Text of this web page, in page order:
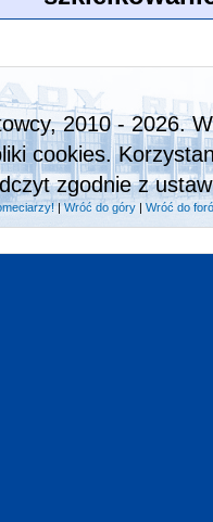
2010 - 2026.
cookies.
zgodnie z
|Wróć do góry| Wróć do